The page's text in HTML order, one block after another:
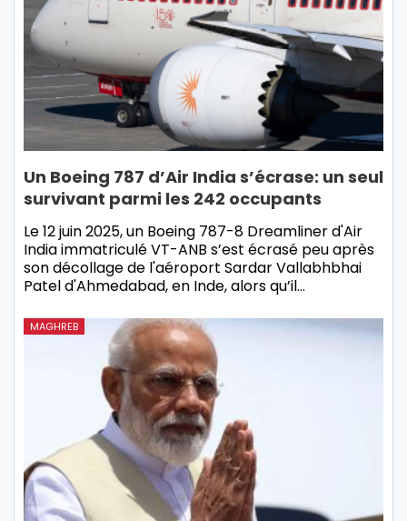
Un Boeing 787 d’Air India s’écrase: un seul
survivant parmi les 242 occupants
Le 12 juin 2025, un Boeing 787-8 Dreamliner d'Air
India immatriculé VT-ANB s’est écrasé peu après
son décollage de l'aéroport Sardar Vallabhbhai
Patel d'Ahmedabad, en Inde, alors qu’il…
MAGHREB